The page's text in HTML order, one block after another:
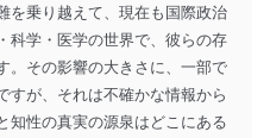
を乗り越えて、現在も国際政治
科学・医学の世界で、彼らの存
。その影響の大きさに、一部で
すが、それは不確かな情報から
知性の真実の源泉はどこにある